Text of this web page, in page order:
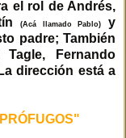
el rol de Andrés,
(Acá llamado Pablo)
y
padre; También
Fernando
dirección está a